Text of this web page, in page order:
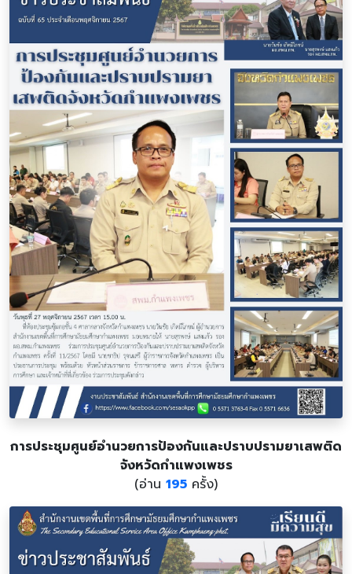
การประชุมศูนย์อำนวยการป้องกันและปราบปรามยาเสพติด
จังหวัดกำแพงเพชร
(อ่าน 195 ครั้ง)